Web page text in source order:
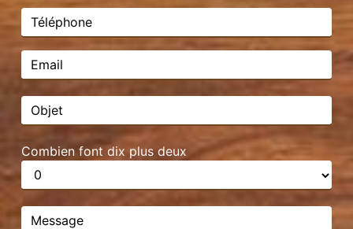
Combien font dix plus deux